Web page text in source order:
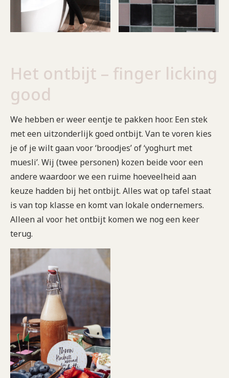
Het ontbijt – finger licking
good
We hebben er weer eentje te pakken hoor. Een stek
met een uitzonderlijk goed ontbijt. Van te voren kies
je of je wilt gaan voor ‘broodjes’ of ‘yoghurt met
muesli’. Wij (twee personen) kozen beide voor een
andere waardoor we een ruime hoeveelheid aan
keuze hadden bij het ontbijt. Alles wat op tafel staat
is van top klasse en komt van lokale ondernemers.
Alleen al voor het ontbijt komen we nog een keer
terug.